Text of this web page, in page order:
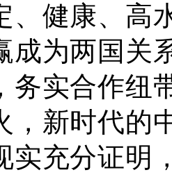
、健康、高
成为两国关
务实合作纽
，新时代的
实充分证明